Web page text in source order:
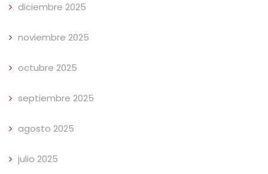
diciembre 2025
noviembre 2025
octubre 2025
septiembre 2025
agosto 2025
julio 2025